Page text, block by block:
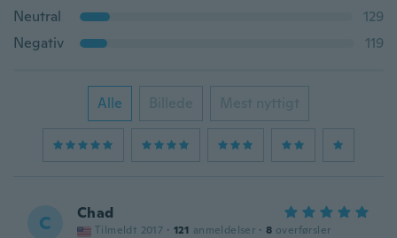
Neutral
129
Negativ
119
Alle Billede Mest nyttigt
C Chad
Tilmeldt 2017 · 121 anmeldelser · 8 overførsler